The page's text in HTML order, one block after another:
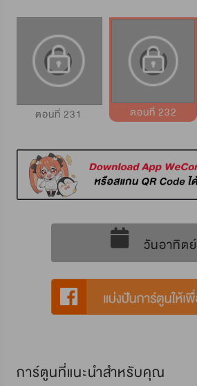
ตอนที่ 231 ตอนที่ 232
วันอาทิตย์
การ์ตูนที่แนะนำสำหรับคุณ